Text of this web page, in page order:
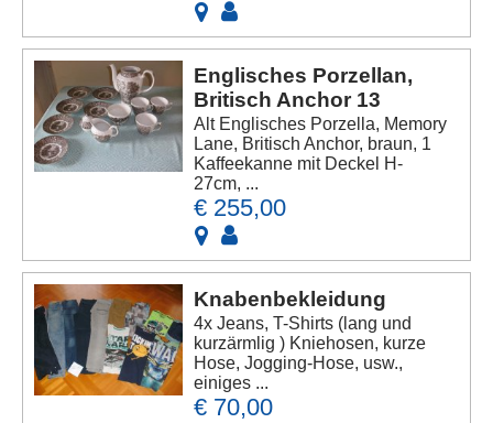
Englisches Porzellan,
Britisch Anchor 13
Alt Englisches Porzella, Memory
Lane, Britisch Anchor, braun, 1
Kaffeekanne mit Deckel H-
27cm, ...
€ 255,00
Knabenbekleidung
4x Jeans, T-Shirts (lang und
kurzärmlig ) Kniehosen, kurze
Hose, Jogging-Hose, usw.,
einiges ...
€ 70,00